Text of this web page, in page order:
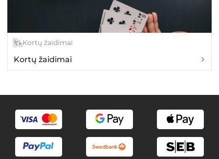
Kortų žaidimai
Kortų žaidimai